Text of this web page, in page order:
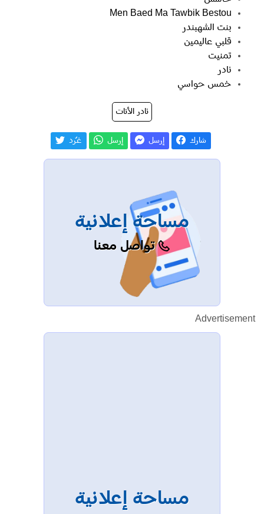
Men Baed Ma Tawbik Bestou
بنت الشهبندر
قلبي عاليمين
تمنيت
نادر
خمس حواسي
نادر الأتات
شارك إرسل إرسل غـّرد
مساحة إعلانية
تواصل معنا
Advertisement
مساحة إعلانية